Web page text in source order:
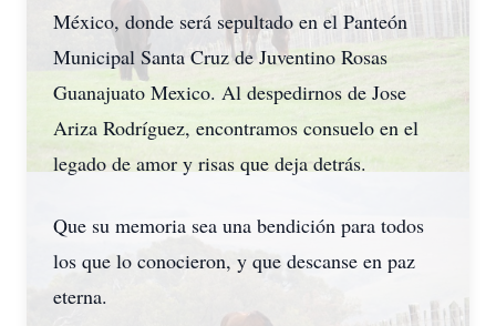
México, donde será sepultado en el Panteón
Municipal Santa Cruz de Juventino Rosas
Guanajuato Mexico. Al despedirnos de Jose
Ariza Rodríguez, encontramos consuelo en el
legado de amor y risas que deja detrás.
Que su memoria sea una bendición para todos
los que lo conocieron, y que descanse en paz
eterna.